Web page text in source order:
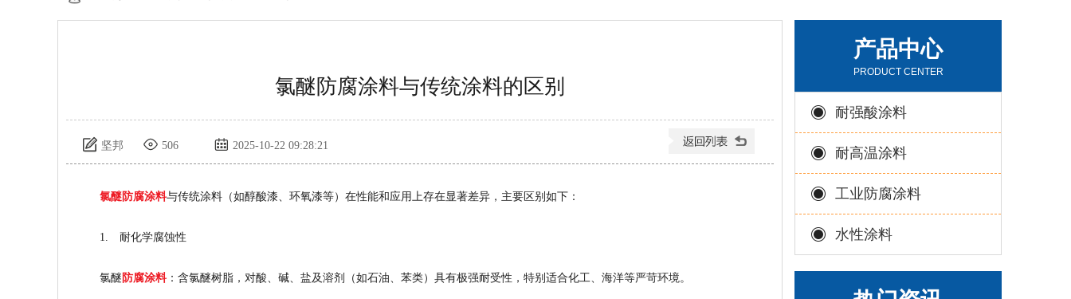
氯醚防腐涂料与传统涂料的区别
坚邦 506 2025-10-22 09:28:21
氯醚防腐涂料与传统涂料（如醇酸漆、环氧漆等）在性能和应用上存在显著差异，主要区别如下：
1. 耐化学腐蚀性
氯醚 防腐涂料：含氯醚树脂，对酸、碱、盐及溶剂（如石油、苯类）具有极强耐受性，特别适合化工、海洋等严苛环境。
产品中心
PRODUCT CENTER
耐强酸涂料
耐高温涂料
工业防腐涂料
水性涂料